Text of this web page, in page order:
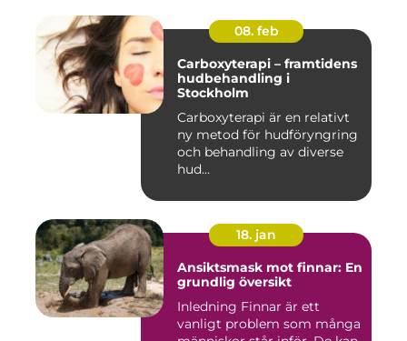
08. feb
Carboxyterapi – framtidens
hudbehandling i
Stockholm
Carboxyterapi är en relativt
ny metod för hudföryngring
och behandling av diverse
hud...
18. jan
Ansiktsmask mot finnar: En
grundlig översikt
Inledning Finnar är ett
vanligt problem som många